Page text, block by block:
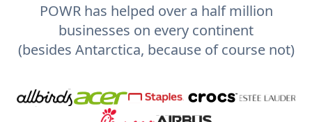
POWR has helped over a half million
businesses on every continent
(besides Antarctica, because of course not)